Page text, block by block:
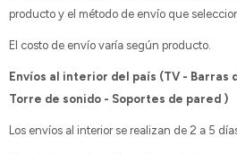
producto y el método de envío que
El costo de envío varía según producto.
Envíos al interior del país (TV - Barras
Torre de sonido - Soportes de pared )
Los envíos al interior se realizan de 2 a 5